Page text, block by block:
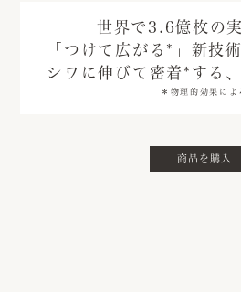
世界で3.6億枚の
「つけて広がる * 」新技
シワに伸びて密着 * する
＊物理的効果によ
商品を購入